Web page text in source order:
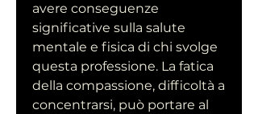
avere conseguenze
significative sulla salute
mentale e fisica di chi svolge
questa professione. La fatica
della compassione, difficoltà a
concentrarsi, può portare al